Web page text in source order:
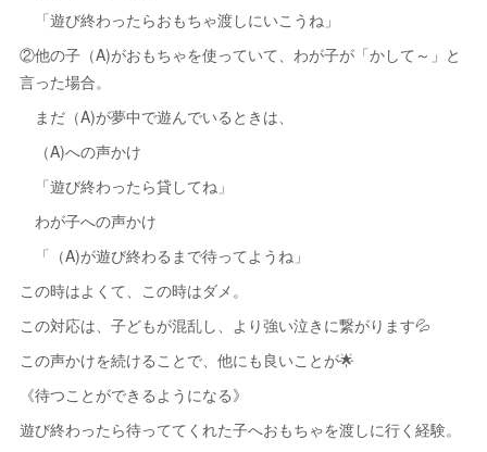
「遊び終わったらおもちゃ渡しにいこうね」
②他の子（A)がおもちゃを使っていて、わが子が「かして～」と
言った場合。
まだ（A)が夢中で遊んでいるときは、
（A)への声かけ
「遊び終わったら貸してね」
わが子への声かけ
「（A)が遊び終わるまで待ってようね」
この時はよくて、この時はダメ。
この対応は、子どもが混乱し、より強い泣きに繋がります💦
この声かけを続けることで、他にも良いことが🌟
《待つことができるようになる》
遊び終わったら待っててくれた子へおもちゃを渡しに行く経験。